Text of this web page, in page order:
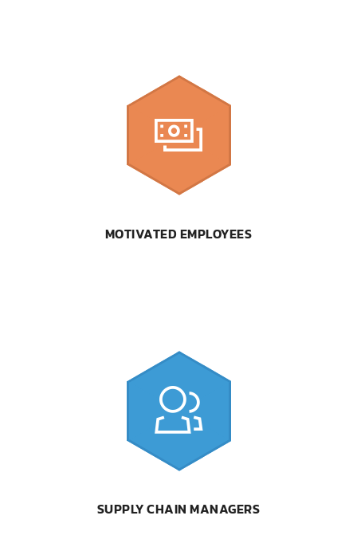
MOTIVATED EMPLOYEES
SUPPLY CHAIN MANAGERS